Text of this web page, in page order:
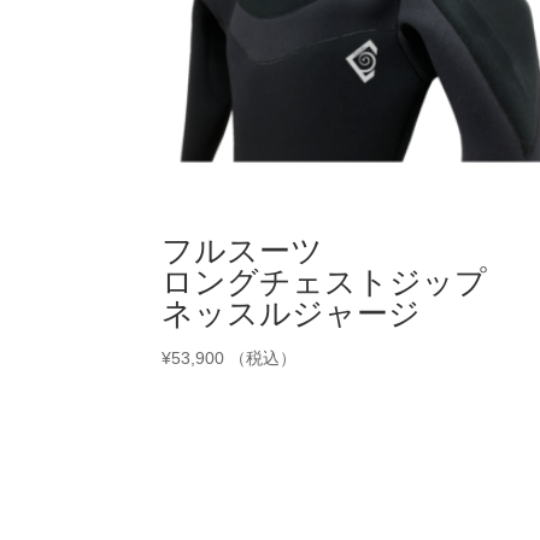
フルスーツ
ロングチェストジップ
ネッスルジャージ
¥53,900 （税込）